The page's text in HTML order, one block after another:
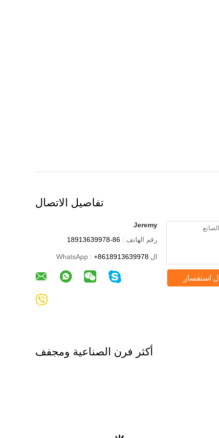
تفاصيل الاتصال
Jeremy
رقم الهاتف :
ال WhatsApp : +8618913639978
استفسار
أكثر فرن الصناعية ومجفف